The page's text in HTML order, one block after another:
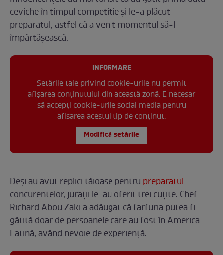
ceviche în timpul competiție și le-a plăcut
preparatul, astfel că a venit momentul să-l
împărtășească.
INFORMARE
Setările tale privind cookie-urile nu permit
afișarea conținutului din această zonă. E necesar
să accepți cookie-urile social media pentru
afisarea acestui tip de conținut.
Modifică setările
Deși au avut replici tăioase pentru preparatul
concurentelor, jurații le-au oferit trei cuțite. Chef
Richard Abou Zaki a adăugat că farfuria putea fi
gătită doar de persoanele care au fost în America
Latină, având nevoie de experiență.